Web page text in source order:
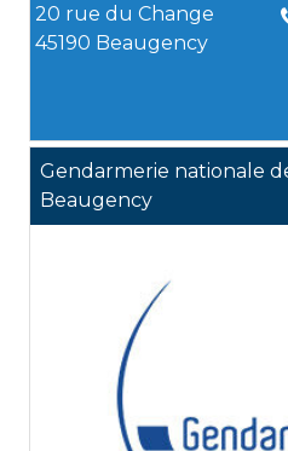
20 rue du Change
45190 Beaugency
Gendarmerie nationale
Beaugency